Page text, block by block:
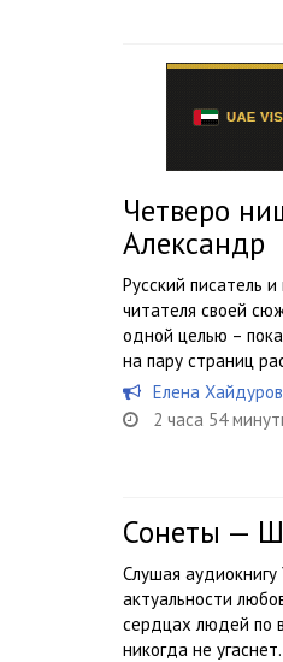
Четверо
Александр
Русский писатель
читателя своей
одной целью –
на пару страниц
Елена
2 часа 54
Сонеты —
Слушая
актуальности
сердцах людей по
никогда не